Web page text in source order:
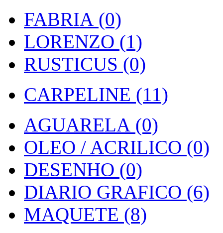
FABRIA (0)
LORENZO (1)
RUSTICUS (0)
CARPELINE (11)
AGUARELA (0)
OLEO / ACRILICO (0)
DESENHO (0)
DIARIO GRAFICO (6)
MAQUETE (8)